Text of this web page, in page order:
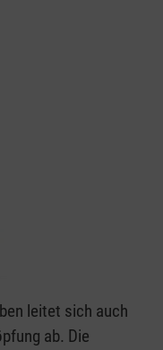
leitet sich auch
ab. Die